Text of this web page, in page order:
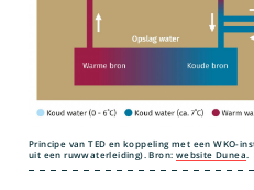
Principe van TED en koppeling met een WKO-
uit een ruwwaterleiding). Bron: website Dunea